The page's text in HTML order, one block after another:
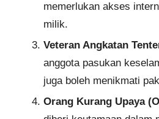
memerlukan akses
milik.
Veteran Angkatan
anggota pasukan
juga boleh menikmati
Orang Kurang Upaya